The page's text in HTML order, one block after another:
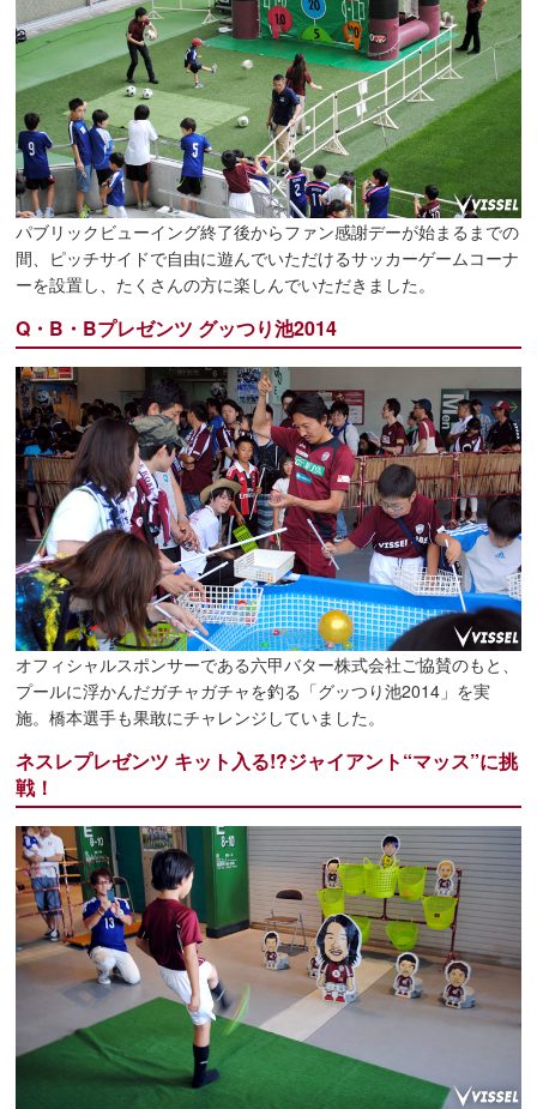
パブリックビューイング終了後からファン感謝デーが始まるまでの
間、ピッチサイドで自由に遊んでいただけるサッカーゲームコーナ
ーを設置し、たくさんの方に楽しんでいただきました。
Q・B・Bプレゼンツ グッつり池2014
オフィシャルスポンサーである六甲バター株式会社ご協賛のもと、
プールに浮かんだガチャガチャを釣る「グッつり池2014」を実
施。橋本選手も果敢にチャレンジしていました。
ネスレプレゼンツ キット入る!?ジャイアント“マッス”に挑
戦！